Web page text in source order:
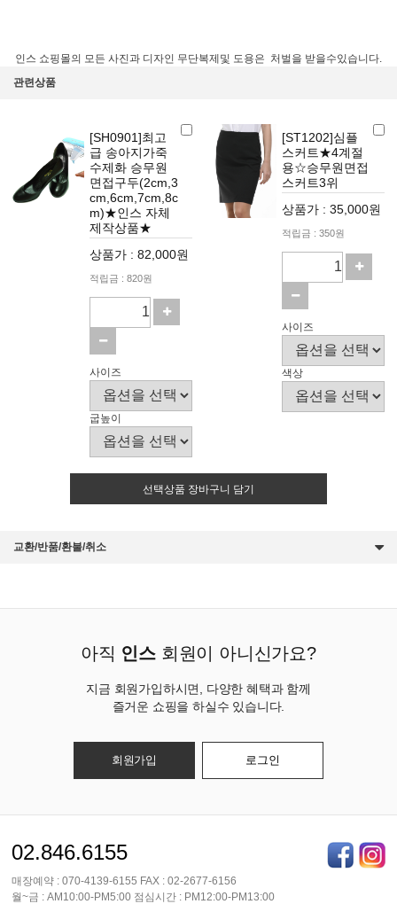
인스 쇼핑몰의 모든 사진과 디자인 무단복제및 도용은 처벌을 받을수있습니다.
관련상품
[SH0901]최고
급 송아지가죽
수제화 승무원
면접구두(2cm,3
cm,6cm,7cm,8c
m)★인스 자체
제작상품★
상품가 : 82,000원
적립금 : 820원
사이즈
굽높이
[ST1202]심플
스커트★4계절
용☆승무원면접
스커트3위
상품가 : 35,000원
적립금 : 350원
사이즈
색상
선택상품 장바구니 담기
교환/반품/환불/취소
아직 인스 회원이 아니신가요?
지금 회원가입하시면, 다양한 혜택과 함께
즐거운 쇼핑을 하실수 있습니다.
회원가입 로그인
02.846.6155
매장예약 : 070-4139-6155 FAX : 02-2677-6156
월~금 : AM10:00-PM5:00 점심시간 : PM12:00-PM13:00